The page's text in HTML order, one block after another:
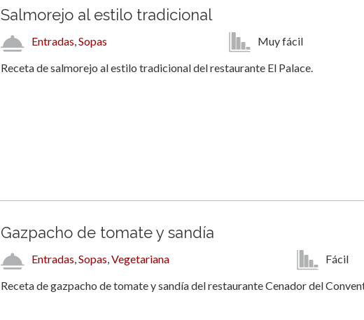
Salmorejo al estilo tradicional
Entradas,Sopas Muy fácil
Receta de salmorejo al estilo tradicional del restaurante El Palace.
Gazpacho de tomate y sandía
Entradas,Sopas,Vegetariana Fácil
Receta de gazpacho de tomate y sandía del restaurante Cenador del